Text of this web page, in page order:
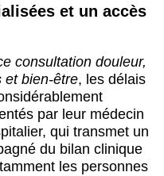
et un accès
consultation douleur,
et bien-être, les délais
par leur médecin
qui transmet un
du bilan clinique
les personnes